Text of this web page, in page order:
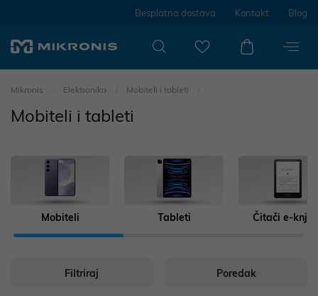
Besplatna dostava Kontakt Blog
Mikronis Elektronika Mobiteli i tableti
Mobiteli i tableti
Mobiteli Tableti Čitači e-
Filtriraj Poredak